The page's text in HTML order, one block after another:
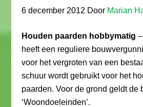
6 december 2012 Door Marian
Houden paarden hobbymatig
heeft een reguliere
voor het vergroten van een
schuur wordt gebruikt voor het
paarden. Voor de grond geldt de
‘Woondoeleinden’.